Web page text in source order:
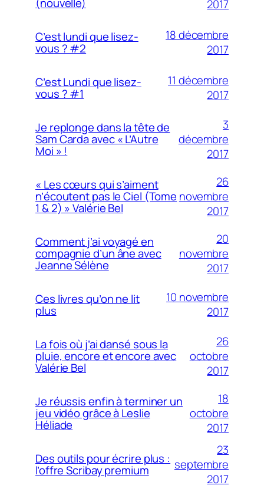
2017
C’est lundi que lisez-
vous ? #2
18 décembre
2017
C’est Lundi que lisez-
vous ? #1
11 décembre
2017
Je replonge dans la tête de
Sam Carda avec « L’Autre
Moi » !
3
décembre
2017
« Les cœurs qui s’aiment
n’écoutent pas le Ciel (Tome
1 & 2) » Valérie Bel
26
novembre
2017
Comment j’ai voyagé en
compagnie d’un âne avec
Jeanne Sélène
20
novembre
2017
Ces livres qu’on ne lit
plus
10 novembre
2017
La fois où j’ai dansé sous la
pluie, encore et encore avec
Valérie Bel
26
octobre
2017
Je réussis enfin à terminer un
jeu vidéo grâce à Leslie
Héliade
18
octobre
2017
Des outils pour écrire plus :
l’offre Scribay premium
23
septembre
2017